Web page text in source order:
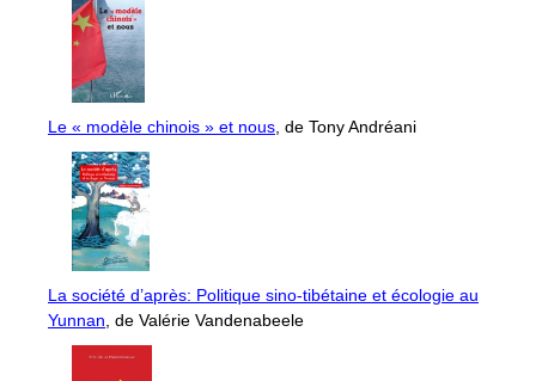
Le « modèle chinois » et nous, de Tony Andréani
La société d’après: Politique sino-tibétaine et écologie au
Yunnan, de Valérie Vandenabeele